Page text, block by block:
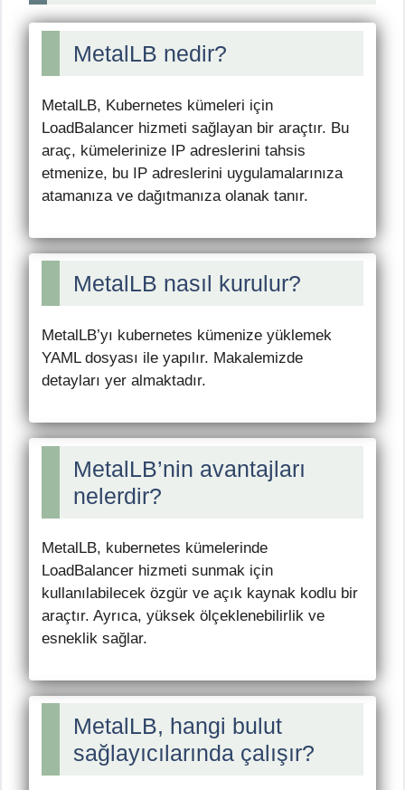
MetalLB nedir?
MetalLB, Kubernetes kümeleri için
LoadBalancer hizmeti sağlayan bir araçtır. Bu
araç, kümelerinize IP adreslerini tahsis
etmenize, bu IP adreslerini uygulamalarınıza
atamanıza ve dağıtmanıza olanak tanır.
MetalLB nasıl kurulur?
MetalLB’yı kubernetes kümenize yüklemek
YAML dosyası ile yapılır. Makalemizde
detayları yer almaktadır.
MetalLB’nin avantajları
nelerdir?
MetalLB, kubernetes kümelerinde
LoadBalancer hizmeti sunmak için
kullanılabilecek özgür ve açık kaynak kodlu bir
araçtır. Ayrıca, yüksek ölçeklenebilirlik ve
esneklik sağlar.
MetalLB, hangi bulut
sağlayıcılarında çalışır?